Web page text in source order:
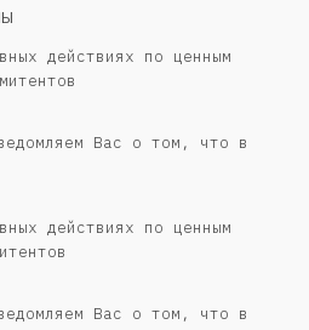
действиях по ценным
Вас о том, что в
действиях по ценным
Вас о том, что в